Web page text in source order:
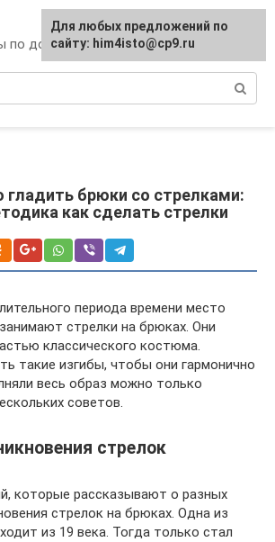
по домоводству
гладить брюки со стрелками:
как сделать стрелки
периода времени место
стрелки на брюках. Они
классического костюма.
такие изгибы, чтобы они гармонично
весь образ можно только
советов.
стрелок
которые рассказывают о разных
стрелок на брюках. Одна из
из 19 века. Тогда только стал
Для любых предложений по
сайту: him4isto@cp9.ru